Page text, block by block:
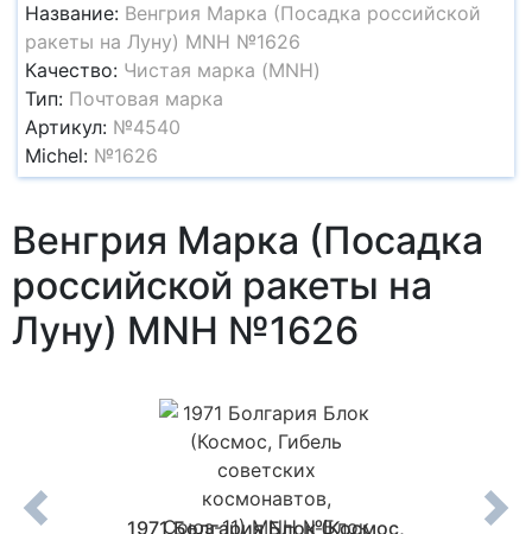
Название: Венгрия Марка (Посадка российской
ракеты на Луну) MNH №1626
Качество: Чистая марка (MNH)
Тип: Почтовая марка
Артикул: №4540
Michel: №1626
Венгрия Марка (Посадка
российской ракеты на
Луну) MNH №1626
1971 Болгария Блок (Космос,